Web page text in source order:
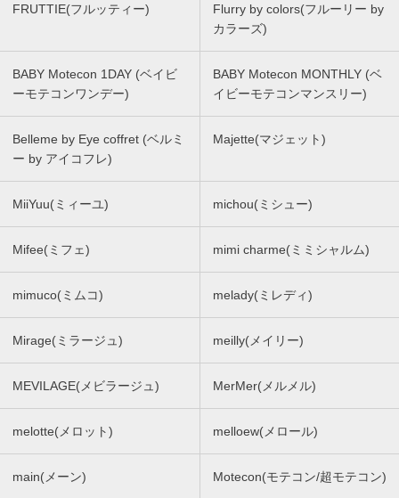
FRUTTIE(フルッティー)
Flurry by colors(フルーリー by
カラーズ)
BABY Motecon 1DAY (ベイビ
ーモテコンワンデー)
BABY Motecon MONTHLY (ベ
イビーモテコンマンスリー)
Belleme by Eye coffret (ベルミ
ー by アイコフレ)
Majette(マジェット)
MiiYuu(ミィーユ) michou(ミシュー)
Mifee(ミフェ) mimi charme(ミミシャルム)
mimuco(ミムコ) melady(ミレディ)
Mirage(ミラージュ) meilly(メイリー)
MEVILAGE(メビラージュ) MerMer(メルメル)
melotte(メロット) melloew(メロール)
main(メーン) Motecon(モテコン/超モテコン)